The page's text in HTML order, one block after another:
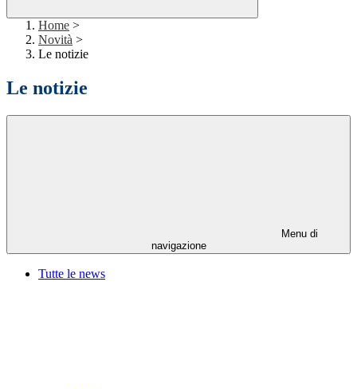
Home >
Novità >
Le notizie
Le notizie
Menu di
navigazione
Tutte le news